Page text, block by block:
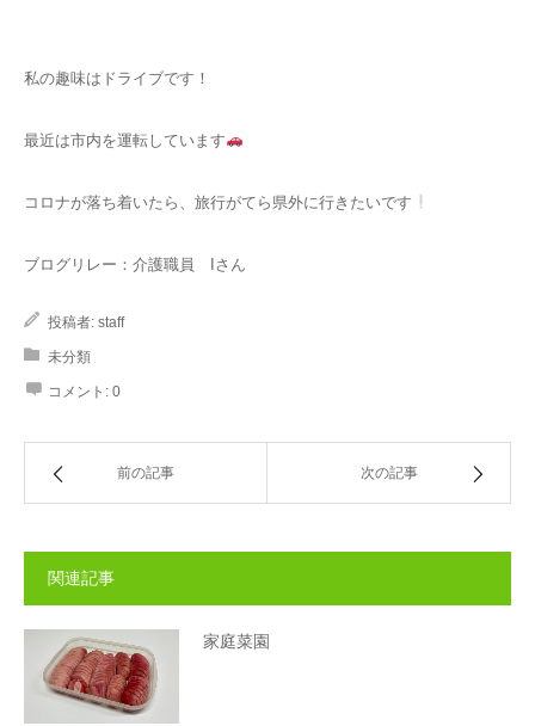
私の趣味はドライブです！
最近は市内を運転しています
コロナが落ち着いたら、旅行がてら県外に行きたいです
ブログリレー：介護職員 Iさん
投稿者: staff
未分類
コメント: 0
前の記事 次の記事
関連記事
家庭菜園